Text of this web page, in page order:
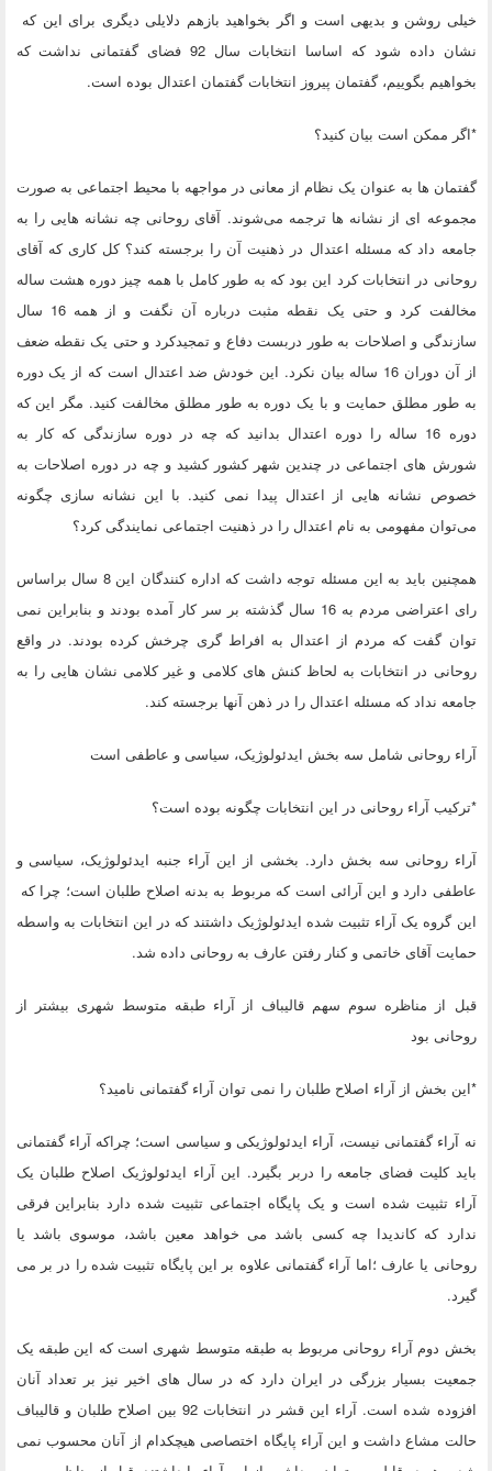
خیلی روشن و بدیهی است و اگر بخواهید بازهم دلایلی دیگری برای این که
نشان داده شود که اساسا انتخابات سال 92 فضای گفتمانی نداشت که
بخواهیم بگوییم، گفتمان پیروز انتخابات گفتمان اعتدال بوده است.
*اگر ممکن است بیان کنید؟
گفتمان ها به عنوان یک نظام از معانی در مواجهه با محیط اجتماعی به صورت
مجموعه ای از نشانه ها ترجمه می‌شوند. آقای روحانی چه نشانه هایی را به
جامعه داد که مسئله اعتدال در ذهنیت آن را برجسته کند؟ کل کاری که آقای
روحانی در انتخابات کرد این بود که به طور کامل با همه چیز دوره هشت ساله
مخالفت کرد و حتی یک نقطه مثبت درباره آن نگفت و از همه 16 سال
سازندگی و اصلاحات به طور دربست دفاع و تمجیدکرد و حتی یک نقطه ضعف
از آن دوران 16 ساله بیان نکرد. این خودش ضد اعتدال است که از یک دوره
به طور مطلق حمایت و با یک دوره به طور مطلق مخالفت کنید. مگر این که
دوره 16 ساله را دوره اعتدال بدانید که چه در دوره سازندگی که کار به
شورش های اجتماعی در چندین شهر کشور کشید و چه در دوره اصلاحات به
خصوص نشانه هایی از اعتدال پیدا نمی کنید. با این نشانه سازی چگونه
می‌توان مفهومی به نام اعتدال را در ذهنیت اجتماعی نمایندگی کرد؟
همچنین باید به این مسئله توجه داشت که اداره کنندگان این 8 سال براساس
رای اعتراضی مردم به 16 سال گذشته بر سر کار آمده بودند و بنابراین نمی
توان گفت که مردم از اعتدال به افراط گری چرخش کرده بودند. در واقع
روحانی در انتخابات به لحاظ کنش های کلامی و غیر کلامی نشان هایی را به
جامعه نداد که مسئله اعتدال را در ذهن آنها برجسته کند.
آراء روحانی شامل سه بخش ایدئولوژیک، سیاسی و عاطفی است
*ترکیب آراء روحانی در این انتخابات چگونه بوده است؟
آراء روحانی سه بخش دارد. بخشی از این آراء جنبه ایدئولوژیک، سیاسی و
عاطفی دارد و این آرائی است که مربوط به بدنه اصلاح طلبان است؛ چرا که
این گروه یک آراء تثبیت شده ایدئولوژیک داشتند که در این انتخابات به واسطه
حمایت آقای خاتمی و کنار رفتن عارف به روحانی داده شد.
قبل از مناظره سوم سهم قالیباف از آراء طبقه متوسط شهری بیشتر از
روحانی بود
*این بخش از آراء اصلاح طلبان را نمی توان آراء گفتمانی نامید؟
نه آراء گفتمانی نیست، آراء ایدئولوژیکی و سیاسی است؛ چراکه آراء گفتمانی
باید کلیت فضای جامعه را دربر بگیرد. این آراء ایدئولوژیک اصلاح طلبان یک
آراء تثبیت شده است و یک پایگاه اجتماعی تثبیت شده دارد بنابراین فرقی
ندارد که کاندیدا چه کسی باشد می خواهد معین باشد، موسوی باشد یا
روحانی یا عارف ؛اما آراء گفتمانی علاوه بر این پایگاه تثبیت شده را در بر می
گیرد.
بخش دوم آراء روحانی مربوط به طبقه متوسط شهری است که این طبقه یک
جمعیت بسیار بزرگی در ایران دارد که در سال های اخیر نیز بر تعداد آنان
افزوده شده است. آراء این قشر در انتخابات 92 بین اصلاح طلبان و قالیباف
حالت مشاع داشت و این آراء پایگاه اختصاصی هیچکدام از آنان محسوب نمی